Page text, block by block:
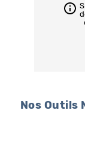
Nos Outils